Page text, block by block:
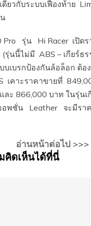
ดียวกับระบบเฟืองท้าย
Pro รุ่น Hi Racer เปิดร
(รุ่นนี้ไม่มี ABS – เกียร์ธ
บเบรกป้องกันล้อล็อก ต้อ
เคาะราคาขายที่
ละ 866,000 บาท ในรุ่น
พชั่น Leather จะมีราค
อ่านหน้าต่อไป >>>
คิดเห็นได้ที่นี่